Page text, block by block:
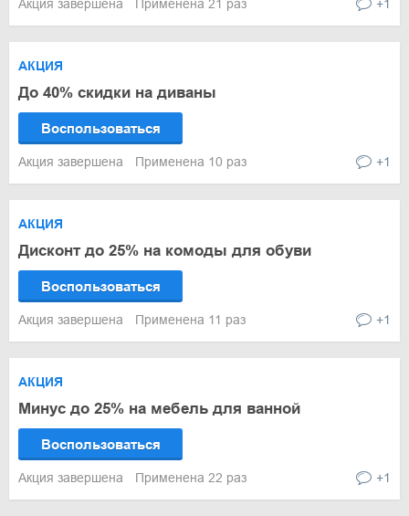
Акция завершена Применена 21 раз +1
АКЦИЯ
До 40% скидки на диваны
Воспользоваться
Акция завершена Применена 10 раз +1
АКЦИЯ
Дисконт до 25% на комоды для обуви
Воспользоваться
Акция завершена Применена 11 раз +1
АКЦИЯ
Минус до 25% на мебель для ванной
Воспользоваться
Акция завершена Применена 22 раз +1